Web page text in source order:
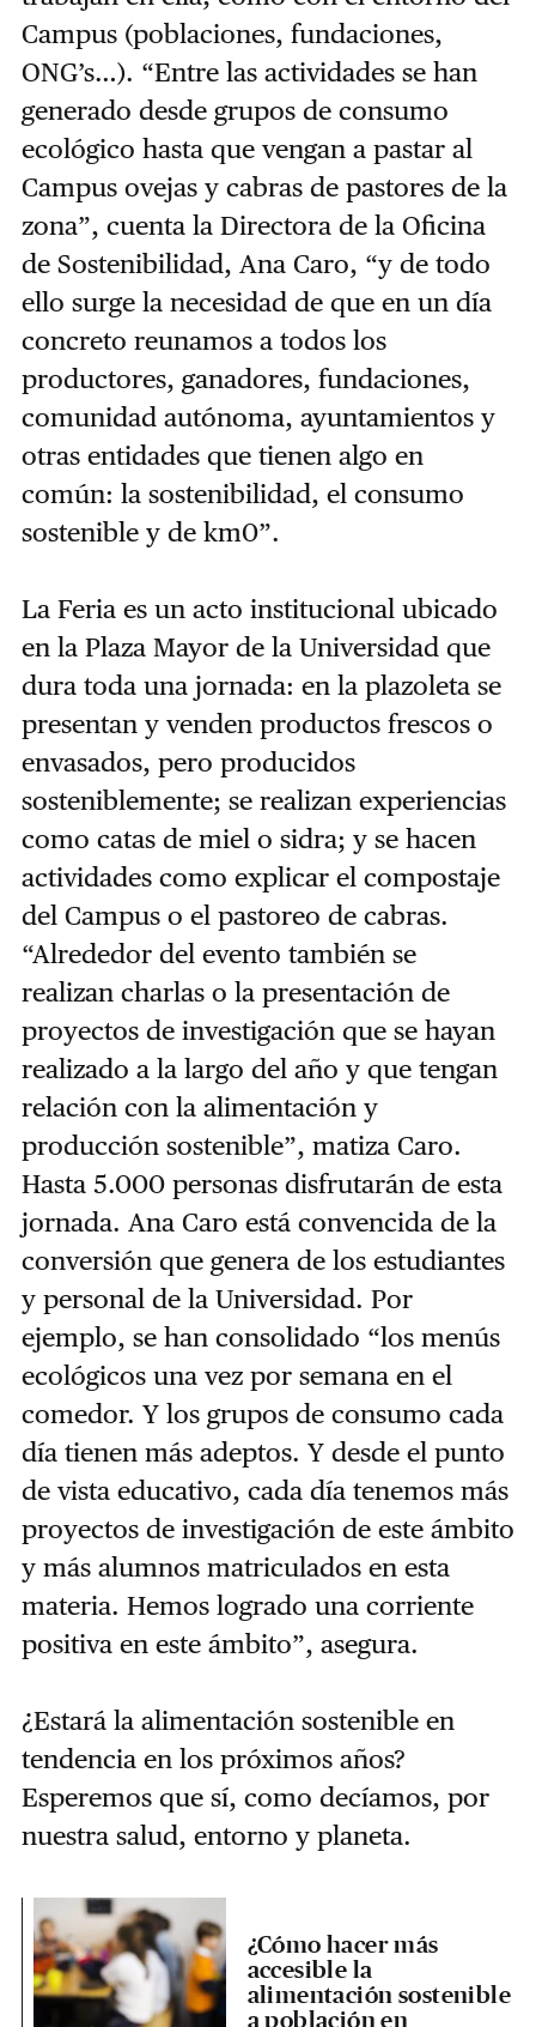
Campus (poblaciones, fundaciones,
ONG’s…). “Entre las actividades se han
generado desde grupos de consumo
ecológico hasta que vengan a pastar al
Campus ovejas y cabras de pastores de la
zona”, cuenta la Directora de la Oficina
de Sostenibilidad, Ana Caro, “y de todo
ello surge la necesidad de que en un día
concreto reunamos a todos los
productores, ganadores, fundaciones,
comunidad autónoma, ayuntamientos y
otras entidades que tienen algo en
común: la sostenibilidad, el consumo
sostenible y de km0”.
La Feria es un acto institucional ubicado
en la Plaza Mayor de la Universidad que
dura toda una jornada: en la plazoleta se
presentan y venden productos frescos o
envasados, pero producidos
sosteniblemente; se realizan experiencias
como catas de miel o sidra; y se hacen
actividades como explicar el compostaje
del Campus o el pastoreo de cabras.
“Alrededor del evento también se
realizan charlas o la presentación de
proyectos de investigación que se hayan
realizado a la largo del año y que tengan
relación con la alimentación y
producción sostenible”, matiza Caro.
Hasta 5.000 personas disfrutarán de esta
jornada. Ana Caro está convencida de la
conversión que genera de los estudiantes
y personal de la Universidad. Por
ejemplo, se han consolidado “los menús
ecológicos una vez por semana en el
comedor. Y los grupos de consumo cada
día tienen más adeptos. Y desde el punto
de vista educativo, cada día tenemos más
proyectos de investigación de este ámbito
y más alumnos matriculados en esta
materia. Hemos logrado una corriente
positiva en este ámbito”, asegura.
¿Estará la alimentación sostenible en
tendencia en los próximos años?
Esperemos que sí, como decíamos, por
nuestra salud, entorno y planeta.
¿Cómo hacer más
accesible la
alimentación sostenible
a población en